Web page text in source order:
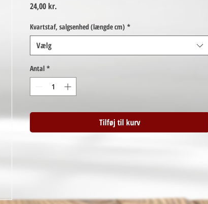
24,00 kr.Pris
Kvartstaf, salgsenhed (længde cm) *
Vælg
Antal *
Tilføj til kurv